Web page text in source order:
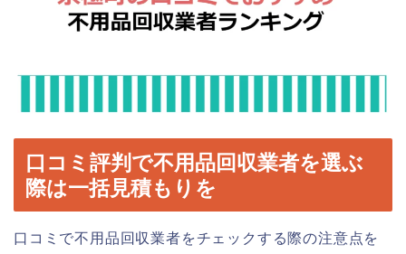
口コミ評判で不用品回収業者を選ぶ
際は一括見積もりを
口コミで不用品回収業者をチェックする際の注意点を